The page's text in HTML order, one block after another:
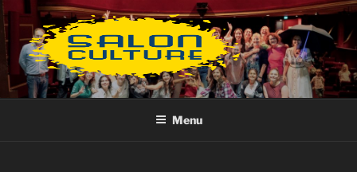
Aller
au
contenu
principal
Menu